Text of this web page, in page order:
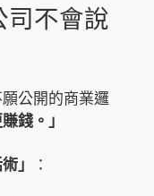
司不會說
公開的商業邏
錢。」
」 ：